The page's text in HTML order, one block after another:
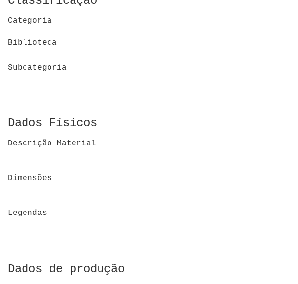
Categoria
Biblioteca
Subcategoria
Dados Físicos
Descrição Material
Dimensões
Legendas
Dados de produção